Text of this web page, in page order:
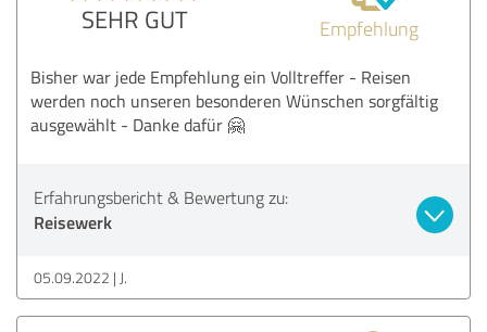
SEHR GUT Empfehlung
Bisher war jede Empfehlung ein Volltreffer - Reisen
werden noch unseren besonderen Wünschen sorgfältig
ausgewählt - Danke dafür 🤗
Erfahrungsbericht & Bewertung zu:
Reisewerk
05.09.2022 J.